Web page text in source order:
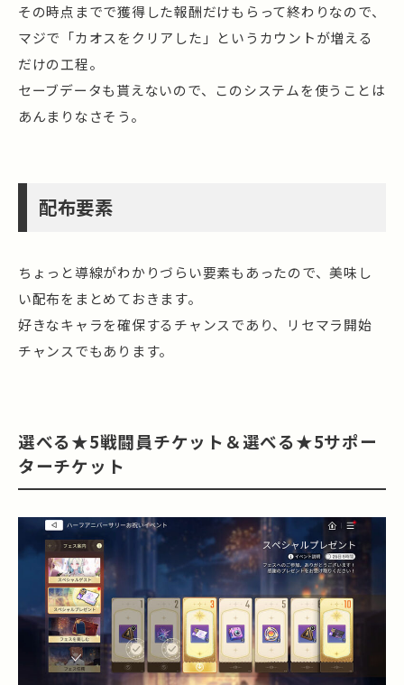
その時点までで獲得した報酬だけもらって終わりなので、
マジで「カオスをクリアした」というカウントが増える
だけの工程。
セーブデータも貰えないので、このシステムを使うことは
あんまりなさそう。
配布要素
ちょっと導線がわかりづらい要素もあったので、美味し
い配布をまとめておきます。
好きなキャラを確保するチャンスであり、リセマラ開始
チャンスでもあります。
選べる★5戦闘員チケット＆選べる★5サポー
ターチケット